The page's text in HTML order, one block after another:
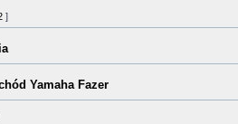
]
Yamaha Fazer